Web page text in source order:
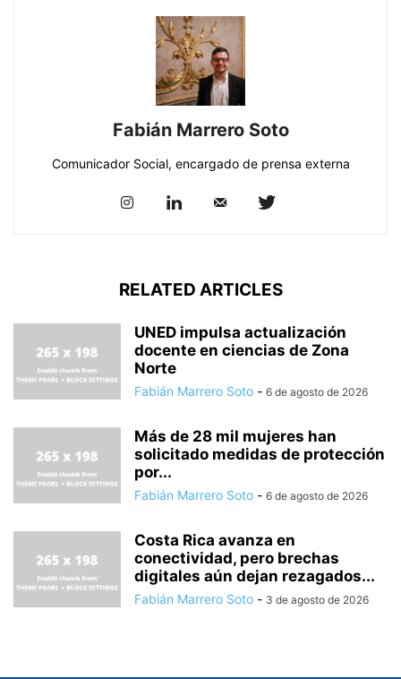
Fabián Marrero Soto
Comunicador Social, encargado de prensa externa
RELATED ARTICLES
UNED impulsa actualización
docente en ciencias de Zona
Norte
Fabián Marrero Soto - 6 de agosto de 2026
Más de 28 mil mujeres han
solicitado medidas de protección
por...
Fabián Marrero Soto - 6 de agosto de 2026
Costa Rica avanza en
conectividad, pero brechas
digitales aún dejan rezagados...
Fabián Marrero Soto - 3 de agosto de 2026